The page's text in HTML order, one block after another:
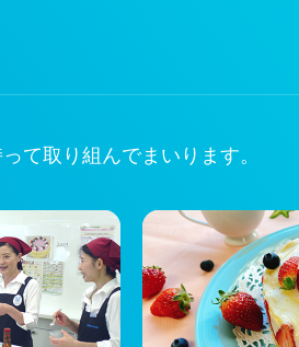
て取り組んでまいります。